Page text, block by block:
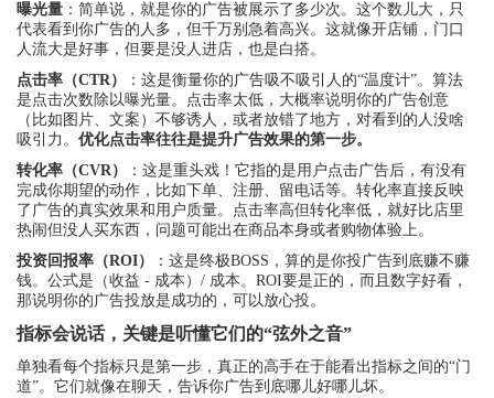
曝光量 ：简单说，就是你的广告被展示了多少次。这个数儿大，只
代表看到你广告的人多，但千万别急着高兴。这就像开店铺，门口
人流大是好事，但要是没人进店，也是白搭。
点击率（CTR）
：这是衡量你的广告吸不吸引人的“温度计”。算法
是点击次数除以曝光量。点击率太低，大概率说明你的广告创意
（比如图片、文案）不够诱人，或者放错了地方，对看到的人没啥
吸引力。 优化点击率往往是提升广告效果的第一步。
转化率（CVR）
：这是重头戏！它指的是用户点击广告后，有没有
完成你期望的动作，比如下单、注册、留电话等。转化率直接反映
了广告的真实效果和用户质量。点击率高但转化率低，就好比店里
热闹但没人买东西，问题可能出在商品本身或者购物体验上。
投资回报率（ROI）
：这是终极BOSS，算的是你投广告到底赚不赚
钱。公式是（收益 - 成本）/ 成本。ROI要是正的，而且数字好看，
那说明你的广告投放是成功的，可以放心投。
指标会说话，关键是听懂它们的“弦外之音”
单独看每个指标只是第一步，真正的高手在于能看出指标之间的“门
道”。它们就像在聊天，告诉你广告到底哪儿好哪儿坏。